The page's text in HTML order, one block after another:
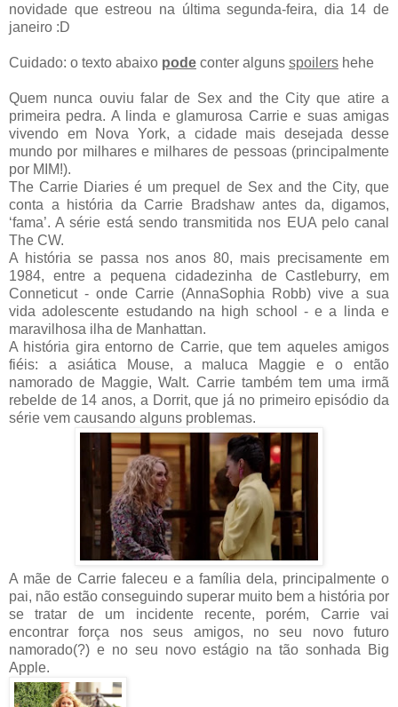
novidade que estreou na última segunda-feira, dia 14 de
janeiro :D
Cuidado: o texto abaixo pode conter alguns spoilers hehe
Quem nunca ouviu falar de Sex and the City que atire a
primeira pedra. A linda e glamurosa Carrie e suas amigas
vivendo em Nova York, a cidade mais desejada desse
mundo por milhares e milhares de pessoas (principalmente
por MIM!).
The Carrie Diaries é um prequel de Sex and the City, que
conta a história da Carrie Bradshaw antes da, digamos,
‘fama’. A série está sendo transmitida nos EUA pelo canal
The CW.
A história se passa nos anos 80, mais precisamente em
1984, entre a pequena cidadezinha de Castleburry, em
Conneticut - onde Carrie (AnnaSophia Robb) vive a sua
vida adolescente estudando na high school - e a linda e
maravilhosa ilha de Manhattan.
A história gira entorno de Carrie, que tem aqueles amigos
fiéis: a asiática Mouse, a maluca Maggie e o então
namorado de Maggie, Walt. Carrie também tem uma irmã
rebelde de 14 anos, a Dorrit, que já no primeiro episódio da
série vem causando alguns problemas.
A mãe de Carrie faleceu e a família dela, principalmente o
pai, não estão conseguindo superar muito bem a história por
se tratar de um incidente recente, porém, Carrie vai
encontrar força nos seus amigos, no seu novo futuro
namorado(?) e no seu novo estágio na tão sonhada Big
Apple.